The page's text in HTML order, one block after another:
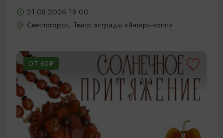
21.08.2026 19:00
Светлогорск, Театр эстрады «Янтарь-холл»
ОТ 60₽